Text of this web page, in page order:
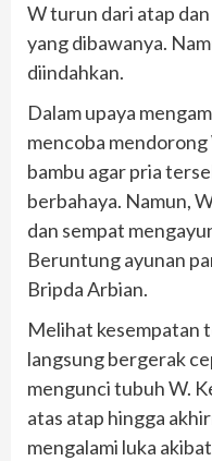
W turun dari atap
yang dibawanya.
diindahkan.
Dalam upaya
mencoba
bambu agar pria
berbahaya. Namun,
dan sempat
Beruntung ayunan
Bripda Arbian.
Melihat kesempatan
langsung bergerak
mengunci tubuh W.
atas atap hingga
mengalami luka